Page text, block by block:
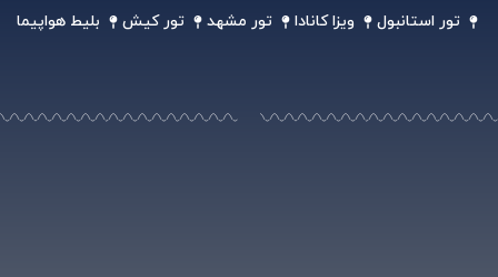
تور استانبول ویزا کانادا تور مشهد تور کیش بلیط هواپیما